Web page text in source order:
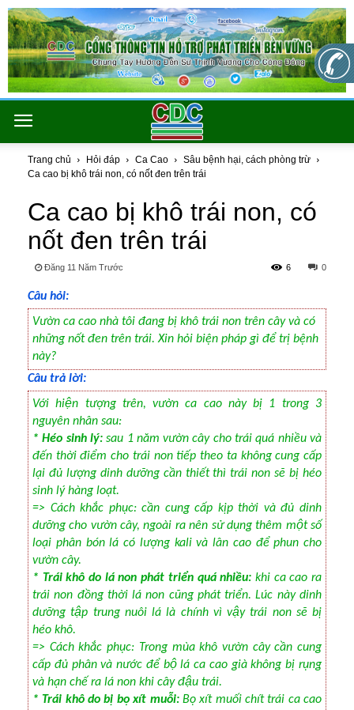
Trang chủ Hỏi đáp Ca Cao
Sâu bệnh hại, cách phòng trừ
Ca cao bị khô trái non, có nốt đen trên trái
Ca cao bị khô trái non, có
nốt đen trên trái
Đăng 11 Năm Trước 0
6
Câu hỏi:
Vườn ca cao nhà tôi đang bị khô trái non trên cây và có
những nốt đen trên trái. Xin hỏi biện pháp gì để trị bệnh
này?
Câu trả lời:
Với hiện tượng trên, vườn ca cao này bị 1 trong 3
nguyên nhân sau:
* Héo sinh lý:sau 1 năm vườn cây cho trái quá nhiều và
đến thời điểm cho trái non tiếp theo ta không cung cấp
lại đủ lượng dinh dưỡng cần thiết thì trái non sẽ bị héo
sinh lý hàng loạt.
=> Cách khắc phục: cần cung cấp kịp thời và đủ dinh
dưỡng cho vườn cây, ngoài ra nên sử dụng thêm một số
loại phân bón lá có lượng kali và lân cao để phun cho
vườn cây.
* Trái khô do lá non phát triển quá nhiều: khi ca cao ra
trái non đồng thời lá non cũng phát triển. Lúc này dinh
dưỡng tập trung nuôi lá là chính vì vậy trái non sẽ bị
héo khô.
=> Cách khắc phục: Trong mùa khô vườn cây cần cung
cấp đủ phân và nước để bộ lá ca cao già không bị rụng
và hạn chế ra lá non khi cây đậu trái.
* Trái khô do bị bọ xít muỗi: Bọ xít muối chít trái ca cao